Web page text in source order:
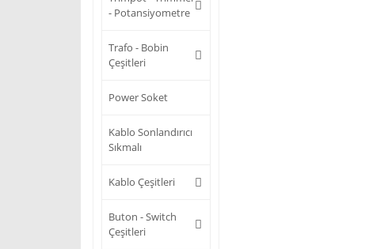
- Potansiyometre
Trafo - Bobin
Çeşitleri
Power Soket
Kablo Sonlandırıcı
Sıkmalı
Kablo Çeşitleri
Buton - Switch
Çeşitleri